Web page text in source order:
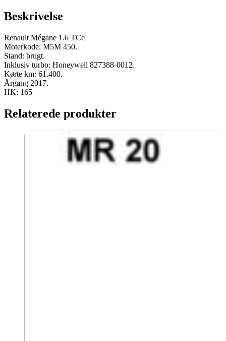
165
brugt
antal
Beskrivelse
Renault Mégane 1.6 TCe
Moterkode: M5M 450.
Stand: brugt.
Inklusiv turbo: Honeywell 827388-0012.
Kørte km: 61.400.
Årgang 2017.
HK: 165
Relaterede produkter